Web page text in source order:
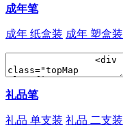
成年笔
成年 纸盒装 成年 塑盒装
礼品笔
礼品 单支装 礼品 二支装